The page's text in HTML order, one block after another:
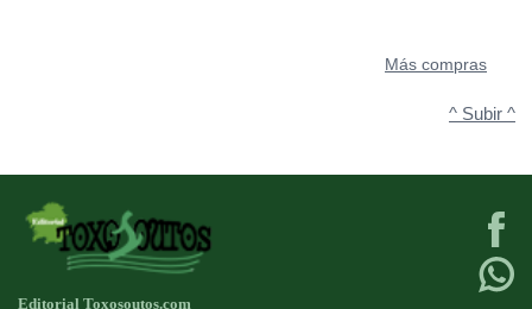
Más compras
^ Subir ^
Editorial Toxosoutos.com